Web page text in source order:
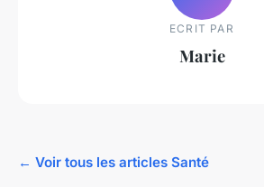
ECRIT PAR
Marie
← Voir tous les articles Santé